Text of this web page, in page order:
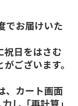
でお届けいた
日をはさむ
ございます。
、カート画面